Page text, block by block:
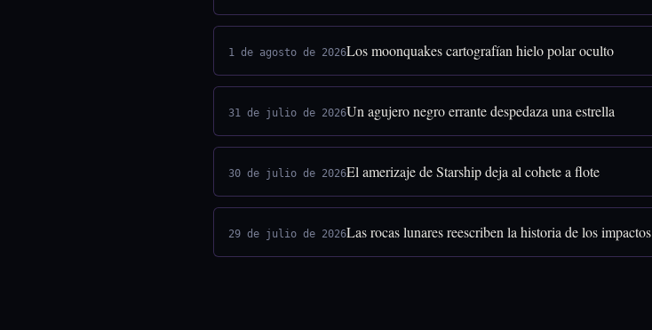
1 de agosto de 2026Los moonquakes cartografían hielo polar oculto
31 de julio de 2026Un agujero negro errante despedaza una estrella
30 de julio de 2026El amerizaje de Starship deja al cohete a flote
29 de julio de 2026Las rocas lunares reescriben la historia de los impactos